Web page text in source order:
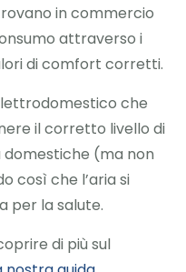
in commercio
attraverso i
di comfort corretti.
che
il corretto livello di
domestiche (ma non
così che l’aria si
per la salute.
di più sul